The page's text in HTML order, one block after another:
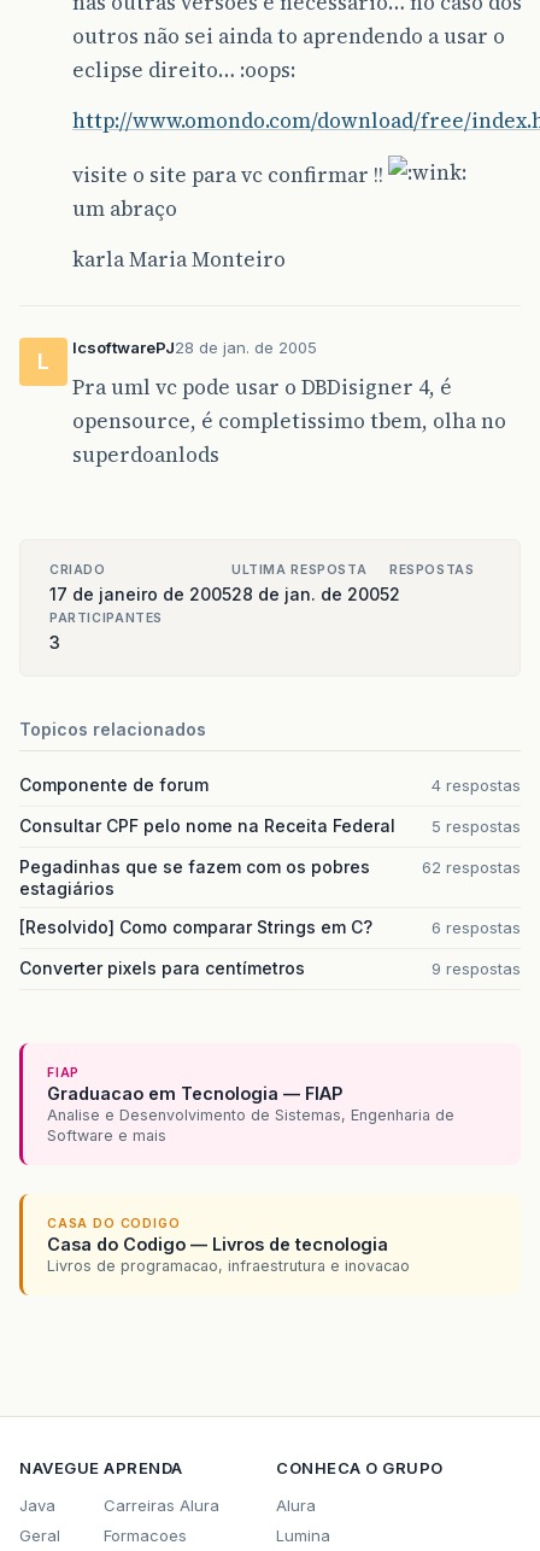
outros não sei ainda to aprendendo a usar o
eclipse direito… :oops:
http://www.omondo.com/download/free/
visite o site para vc confirmar !!
um abraço
karla Maria Monteiro
L
lcsoftwarePJ28 de jan. de 2005
Pra uml vc pode usar o DBDisigner 4, é
opensource, é completissimo tbem, olha no
superdoanlods
CRIADO
17 de janeiro de 2005
ULTIMA RESPOSTA
28 de jan. de 2005
RESPOSTAS
2
PARTICIPANTES
3
Topicos relacionados
Componente de forum 4 respostas
Consultar CPF pelo nome na Receita Federal 5 respostas
Pegadinhas que se fazem com os pobres
estagiários
62 respostas
[Resolvido] Como comparar Strings em C? 6 respostas
Converter pixels para centímetros 9 respostas
FIAP
Graduacao em Tecnologia — FIAP
Analise e Desenvolvimento de Sistemas, Engenharia de
Software e mais
CASA DO CODIGO
Casa do Codigo — Livros de tecnologia
Livros de programacao, infraestrutura e inovacao
NAVEGUE
Java
Geral
APRENDA
Carreiras Alura
Formacoes
CONHECA O GRUPO
Alura
Lumina